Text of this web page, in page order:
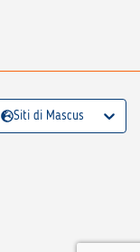
Siti di Mascus